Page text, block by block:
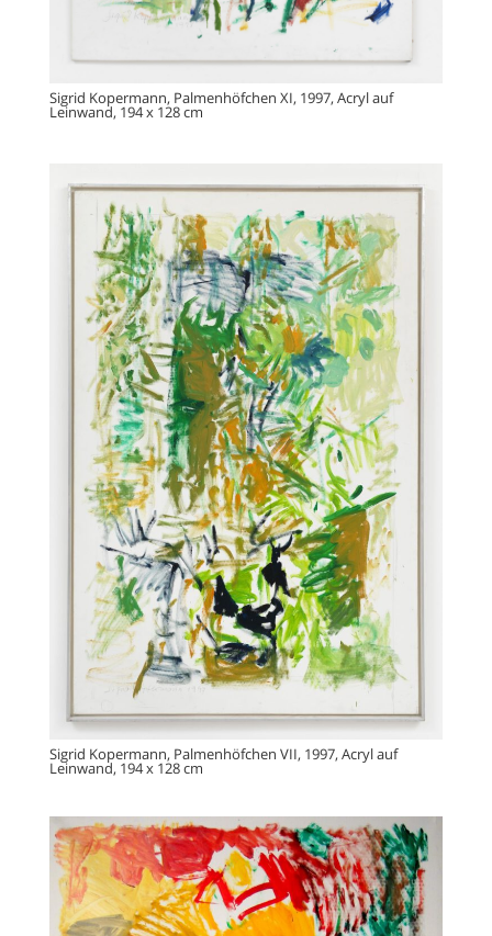
Sigrid Kopermann, Palmenhöfchen XI, 1997, Acryl auf
Leinwand, 194 x 128 cm
Sigrid Kopermann, Palmenhöfchen VII, 1997, Acryl auf
Leinwand, 194 x 128 cm